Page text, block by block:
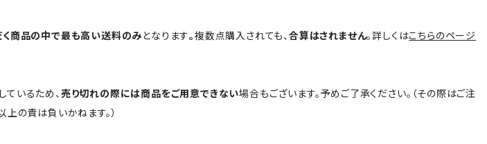
く商品の中で最も高い送料のみとなります。複数点購入されても、合算はされません。詳しくはこちらのページ
いるため、 売り切れの際には商品をご用意できない場合もございます。予めご了承ください。（その際はご注
の責は負いかねます。）